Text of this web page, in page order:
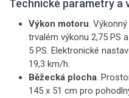
Technické parametry a
Výkon motoru.
trvalém výkonu 2,75 PS
5 PS. Elektronické
19,3 km/h.
Běžecká plocha.
145 x 51 cm pro